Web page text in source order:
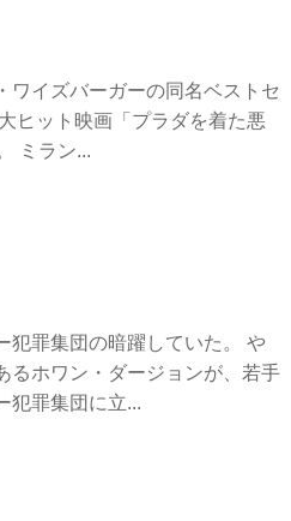
ワイズバーガーの同名ベストセ
ヒット映画「プラダを着た悪
ミラン...
犯罪集団の暗躍していた。 や
るホワン・ダージョンが、若手
犯罪集団に立...